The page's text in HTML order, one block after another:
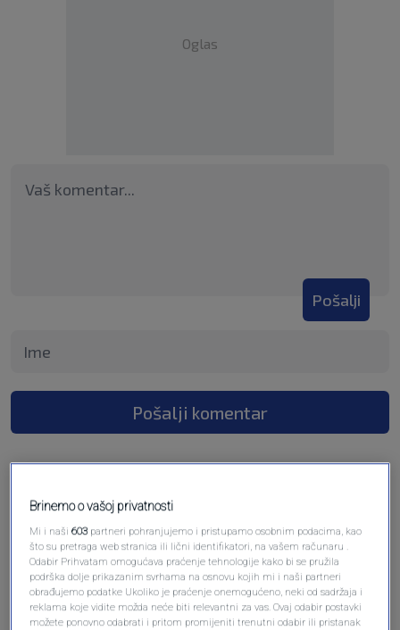
Oglas
Pošalji
Pošalji komentar
Oglas
Brinemo o vašoj privatnosti
Mi i naši603 partneri pohranjujemo i pristupamo osobnim podacima, kao
što su pretraga web stranica ili lični identifikatori, na vašem računaru .
Odabir Prihvatam omogućava praćenje tehnologije kako bi se pružila
podrška dolje prikazanim svrhama na osnovu kojih mi i naši partneri
obrađujemo podatke Ukoliko je praćenje onemogućeno, neki od sadržaja i
reklama koje vidite možda neće biti relevantni za vas. Ovaj odabir postavki
možete ponovno odabrati i pritom promijeniti trenutni odabir ili pristanak